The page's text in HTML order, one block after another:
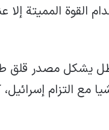
المميتة إلا
يشكل مصدر قلق
مع التزام